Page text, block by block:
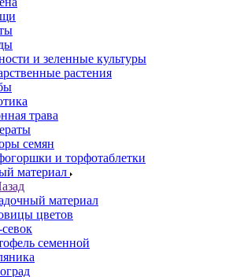
и зеленные культуры
растения
трава
семян
и торфотаблетки
материал
материал
цветов
семенной